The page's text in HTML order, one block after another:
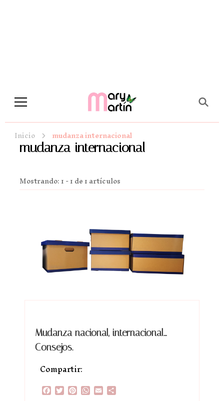
Novela Romántica y Lifestyle
Inicio mudanza internacional
mudanza internacional
Mostrando: 1 - 1 de 1 artículos
Mudanza nacional, internacional…
Consejos.
Compartir:
Facebook
Twitter
Pinterest
WhatsApp
Email